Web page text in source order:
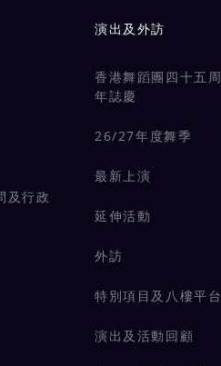
及行政
演出及外訪
香港舞蹈團四十五周
年誌慶
26/27年度舞季
最新上演
延伸活動
外訪
特別項目及八樓平台
演出及活動回顧